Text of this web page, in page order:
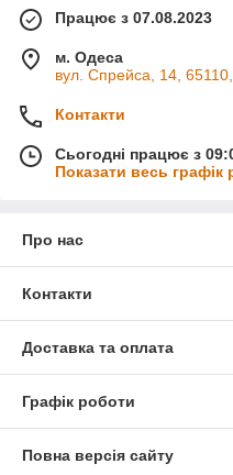
Працює з 07.08.2023
м. Одеса
вул. Спрейса, 14,
Контакти
Сьогодні працює з
Показати весь графік
Про нас
Контакти
Доставка та оплата
Графік роботи
Повна версія сайту